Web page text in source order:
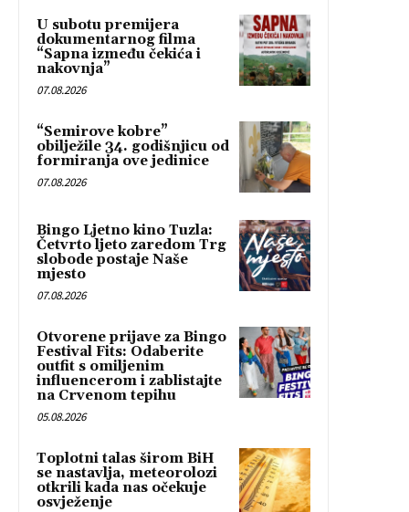
U subotu premijera
dokumentarnog filma
“Sapna između čekića i
nakovnja”
07.08.2026
“Semirove kobre”
obilježile 34. godišnjicu od
formiranja ove jedinice
07.08.2026
Bingo Ljetno kino Tuzla:
Četvrto ljeto zaredom Trg
slobode postaje Naše
mjesto
07.08.2026
Otvorene prijave za Bingo
Festival Fits: Odaberite
outfit s omiljenim
influencerom i zablistajte
na Crvenom tepihu
05.08.2026
Toplotni talas širom BiH
se nastavlja, meteorolozi
otkrili kada nas očekuje
osvježenje